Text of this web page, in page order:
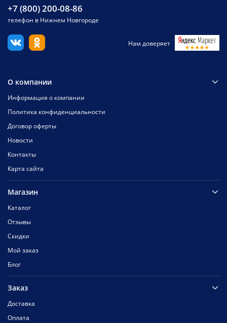
+7 (800) 200-08-86
телефон в Нижнем Новгороде
Нам доверяет
О компании
Информация о компании
Политика конфиденциальности
Договор оферты
Новости
Контакты
Карта сайта
Магазин
Каталог
Отзывы
Скидки
Мой заказ
Блог
Заказ
Доставка
Оплата